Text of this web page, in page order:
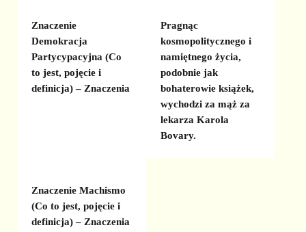
Znaczenie
Demokracja
Partycypacyjna (Co
to jest, pojęcie i
definicja) – Znaczenia
Pragnąc
kosmopolitycznego i
namiętnego życia,
podobnie jak
bohaterowie książek,
wychodzi za mąż za
lekarza Karola
Bovary.
Znaczenie Machismo
(Co to jest, pojęcie i
definicja) – Znaczenia